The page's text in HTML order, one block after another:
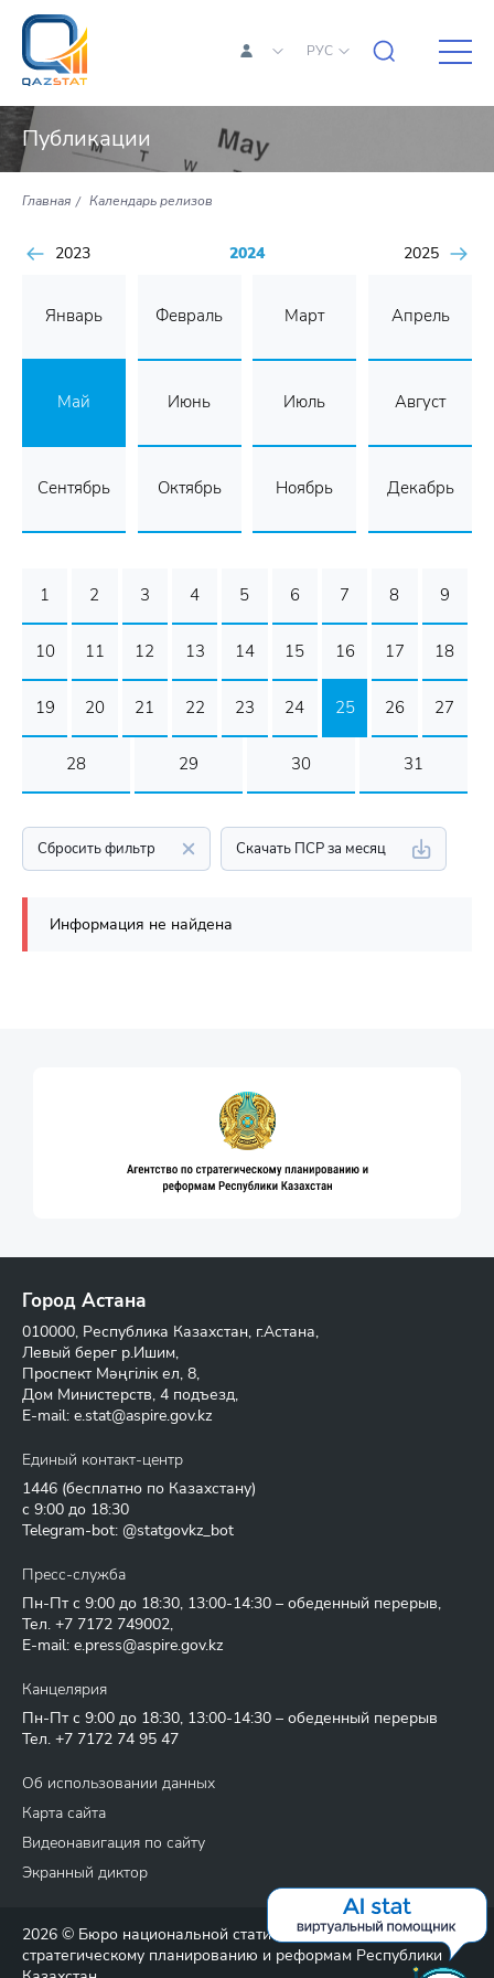
РУС
Публикации
Главная Календарь релизов
2023 2024 2025
Январь Февраль Март Апрель
Май Июнь Июль Август
Сентябрь Октябрь Ноябрь Декабрь
1 2 3 4 5 6 7 8 9
10 11 12 13 14 15 16 17 18
19 20 21 22 23 24 25 26 27
28 29 30 31
Сбросить фильтр Скачать ПСР за месяц
Информация не найдена
Город Астана
010000, Республика Казахстан, г.Астана,
Левый берег р.Ишим,
Проспект Мәңгілік ел, 8,
Дом Министерств, 4 подъезд,
E-mail: e.stat@aspire.gov.kz
Единый контакт-центр
1446 (бесплатно по Казахстану)
с 9:00 до 18:30
Telegram-bot: @statgovkz_bot
Пресс-служба
Пн-Пт с 9:00 до 18:30, 13:00-14:30 – обеденный перерыв,
Тел. +7 7172 749002,
E-mail: e.press@aspire.gov.kz
Канцелярия
Пн-Пт с 9:00 до 18:30, 13:00-14:30 – обеденный перерыв
Тел. +7 7172 74 95 47
Об использовании данных
Карта сайта
Видеонавигация по сайту
Экранный диктор
2026 © Бюро национальной статистики Агентства по
стратегическому планированию и реформам Республики